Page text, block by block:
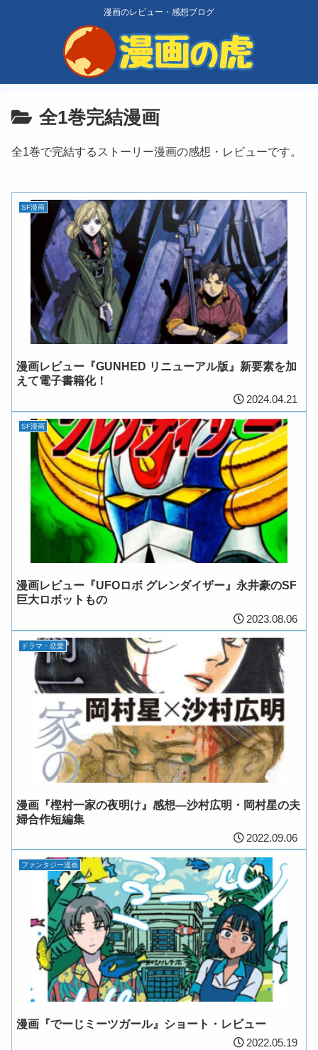
漫画のレビュー・感想ブログ
全1巻完結漫画
全1巻で完結するストーリー漫画の感想・レビューです。
SF漫画
漫画レビュー『GUNHED リニューアル版』新要素を加
えて電子書籍化！
2024.04.21
SF漫画
漫画レビュー『UFOロボ グレンダイザー』永井豪のSF
巨大ロボットもの
2023.08.06
ドラマ・恋愛
漫画『樫村一家の夜明け』感想―沙村広明・岡村星の夫
婦合作短編集
2022.09.06
ファンタジー漫画
漫画『でーじミーツガール』ショート・レビュー
2022.05.19